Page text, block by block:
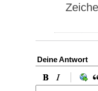
Deine Antwort